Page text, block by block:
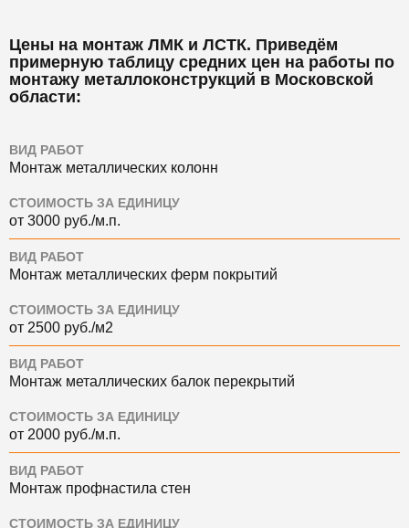
Цены на монтаж ЛМК и ЛСТК. Приведём
примерную таблицу средних цен на работы по
монтажу металлоконструкций в Московской
области:
ВИД РАБОТ
Монтаж металлических колонн
СТОИМОСТЬ ЗА ЕДИНИЦУ
от 3000 руб./м.п.
ВИД РАБОТ
Монтаж металлических ферм покрытий
СТОИМОСТЬ ЗА ЕДИНИЦУ
от 2500 руб./м2
ВИД РАБОТ
Монтаж металлических балок перекрытий
СТОИМОСТЬ ЗА ЕДИНИЦУ
от 2000 руб./м.п.
ВИД РАБОТ
Монтаж профнастила стен
СТОИМОСТЬ ЗА ЕДИНИЦУ